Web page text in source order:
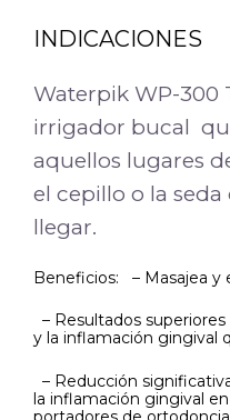
INDICACIONES
Waterpik WP-300
irrigador bucal
aquellos lugares
el cepillo o la
llegar.
Beneficios: – Masajea y
– Resultados
y la inflamación gingival
– Reducción
la inflamación gingival